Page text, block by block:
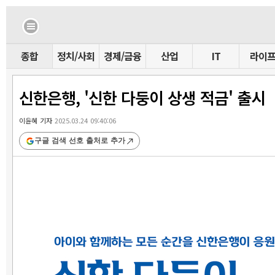
종합 정치/사회 경제/금융 산업 IT 라이프
신한은행, '신한 다둥이 상생 적금' 출시
이윤혜 기자2025.03.24 09:40:06
구글 검색 선호 출처로 추가